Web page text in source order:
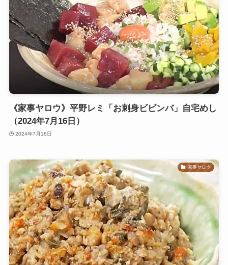
《家事ヤロウ》平野レミ「お刺身ビビンバ」自宅めし
（2024年7月16日）
2024年7月18日
家事ヤロウ